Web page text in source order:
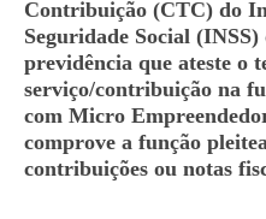
Contribuição (CTC) do
Seguridade Social
previdência que ateste o
serviço/contribuição na
com Micro
comprove a função
contribuições ou notas